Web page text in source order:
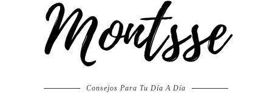
Consejos Para Tu Día A Día